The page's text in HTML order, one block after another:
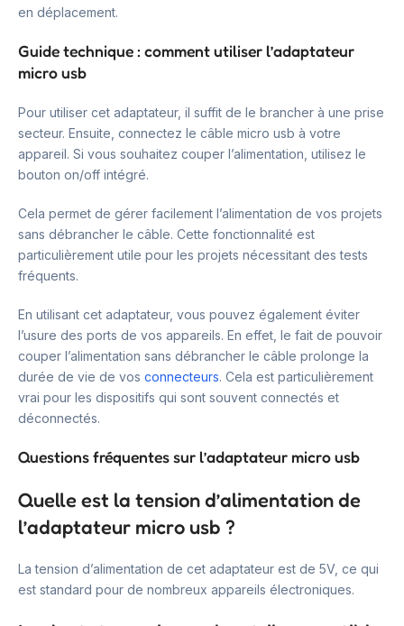
en déplacement.
Guide technique : comment utiliser l’adaptateur
micro usb
Pour utiliser cet adaptateur, il suffit de le brancher à une prise
secteur. Ensuite, connectez le câble micro usb à votre
appareil. Si vous souhaitez couper l’alimentation, utilisez le
bouton on/off intégré.
Cela permet de gérer facilement l’alimentation de vos projets
sans débrancher le câble. Cette fonctionnalité est
particulièrement utile pour les projets nécessitant des tests
fréquents.
En utilisant cet adaptateur, vous pouvez également éviter
l’usure des ports de vos appareils. En effet, le fait de pouvoir
couper l’alimentation sans débrancher le câble prolonge la
durée de vie de vos connecteurs. Cela est particulièrement
vrai pour les dispositifs qui sont souvent connectés et
déconnectés.
Questions fréquentes sur l’adaptateur micro usb
Quelle est la tension d’alimentation de
l’adaptateur micro usb ?
La tension d’alimentation de cet adaptateur est de 5V, ce qui
est standard pour de nombreux appareils électroniques.